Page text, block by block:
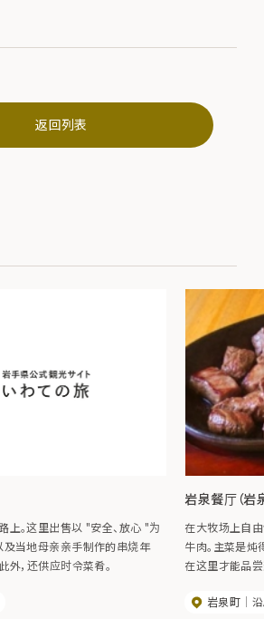
返回列表
。这里出售以 "安全、放心 "为
及当地母亲亲手制作的串烧年
外，还供应时令菜肴。
岩泉餐厅（岩
在大牧场上自
牛肉。主菜是炖
在这里才能品
岩泉町